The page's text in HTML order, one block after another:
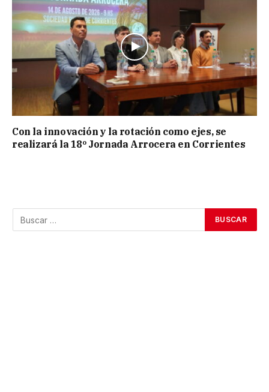
Con la innovación y la rotación como ejes, se
realizará la 18º Jornada Arrocera en Corrientes